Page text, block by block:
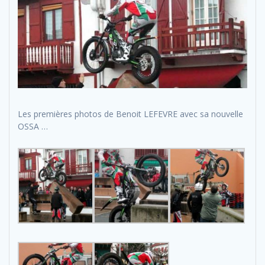
Les premières photos de Benoit LEFEVRE avec sa nouvelle
OSSA …